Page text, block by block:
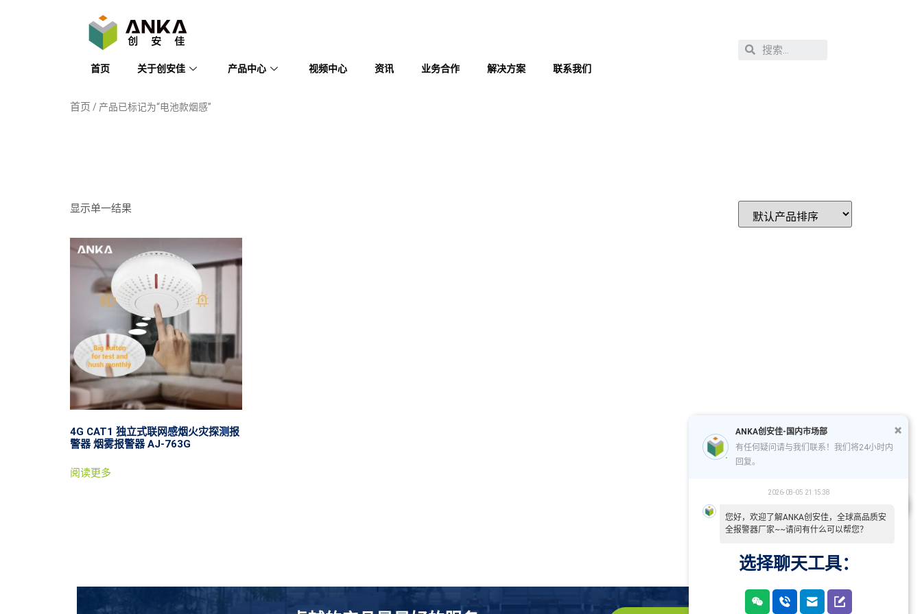
首页 关于创安佳 产品中心 视频中心 资讯 业务合作 解决方案 联系我们
首页 / 产品已标记为“电池款烟感”
显示单一结果
4G CAT1 独立式联网感烟火灾探测报
警器 烟雾报警器 AJ-763G
阅读更多
ANKA创安佳-国内市场部
有任何疑问请与我们联系！我们将24小时内
回复。
2026-08-05 21:15:38
您好，欢迎了解ANKA创安佳，全球高品质安
全报警器厂家~~请问有什么可以帮您？
选择聊天工具：